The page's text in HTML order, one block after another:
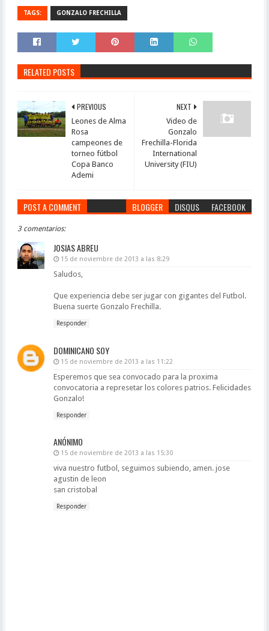
TAGS: GONZALO FRECHILLA
RELATED POSTS
NEXT
Video de
Gonzalo
Frechilla-Florida
International
University (FIU)
PREVIOUS
Leones de Alma
Rosa
campeones de
torneo fútbol
Copa Banco
Ademi
POST A COMMENT BLOGGER DISQUS FACEBOOK
3 comentarios:
JOSIAS ABREU
15 de noviembre de 2013 a las 8:29
Saludos,
Que experiencia debe ser jugar con gigantes del Futbol.
Buena suerte Gonzalo Frechilla.
Responder
DOMINICANO SOY
15 de noviembre de 2013 a las 11:22
Esperemos que sea convocado para la proxima
convocatoria a represetar los colores patrios. Felicidades
Gonzalo!
Responder
ANÓNIMO
15 de noviembre de 2013 a las 15:30
viva nuestro futbol, seguimos subiendo, amen. jose
agustin de leon
san cristobal
Responder